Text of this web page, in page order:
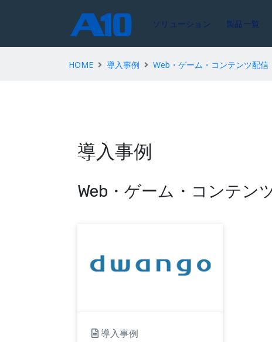
ソリューション 製品一覧
HOME 導入事例 Web・ゲーム・コンテンツ配信
導入事例
Web・ゲーム・コンテン
導入事例